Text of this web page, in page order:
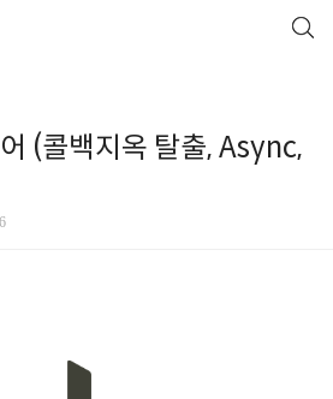
(콜백지옥 탈출, Async,